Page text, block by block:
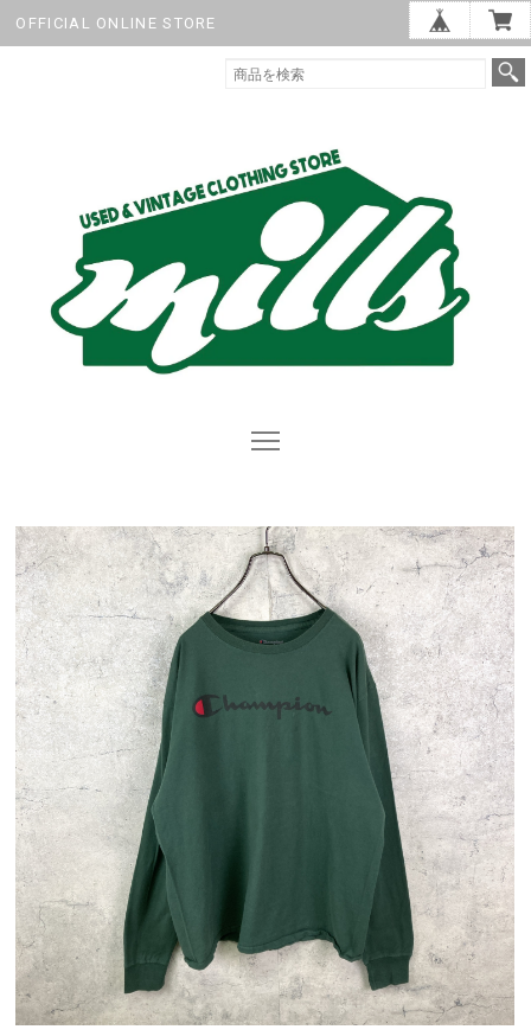
OFFICIAL ONLINE STORE